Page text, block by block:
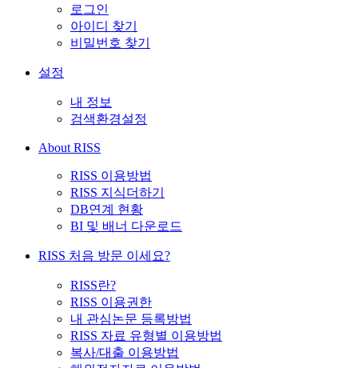
로그인
아이디 찾기
비밀번호 찾기
설정
내 정보
검색환경설정
About RISS
RISS 이용방법
RISS 지식더하기
DB연계 현황
BI 및 배너 다운로드
RISS 처음 방문 이세요?
RISS란?
RISS 이용권한
내 관심논문 등록방법
RISS 자료 유형별 이용방법
복사/대출 이용방법